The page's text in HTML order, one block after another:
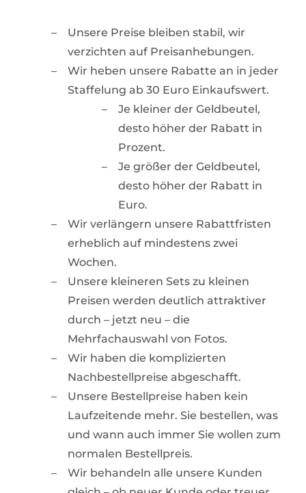
Unsere Preise bleiben stabil, wir
verzichten auf Preisanhebungen.
Wir heben unsere Rabatte an in jeder
Staffelung ab 30 Euro Einkaufswert.
Je kleiner der Geldbeutel,
desto höher der Rabatt in
Prozent.
Je größer der Geldbeutel,
desto höher der Rabatt in
Euro.
Wir verlängern unsere Rabattfristen
erheblich auf mindestens zwei
Wochen.
Unsere kleineren Sets zu kleinen
Preisen werden deutlich attraktiver
durch – jetzt neu – die
Mehrfachauswahl von Fotos.
Wir haben die komplizierten
Nachbestellpreise abgeschafft.
Unsere Bestellpreise haben kein
Laufzeitende mehr. Sie bestellen, was
und wann auch immer Sie wollen zum
normalen Bestellpreis.
Wir behandeln alle unsere Kunden